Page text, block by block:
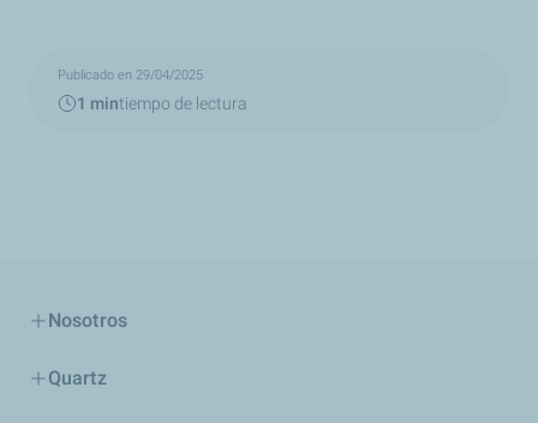
Publicado en 29/04/2025
1 mintiempo de lectura
Nosotros
Quartz